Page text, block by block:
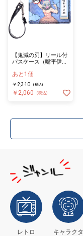
【鬼滅の刃】リール付
パスケース（嘴平伊之
あと1個
￥2,310 (税込)
￥2,060 (税込)
レトロ
キャラクタ